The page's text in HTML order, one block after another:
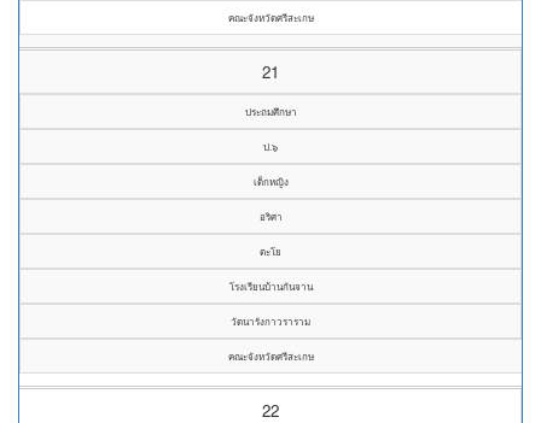
คณะจังหวัดศรีสะเกษ
21
ประถมศึกษา
ป.๖
เด็กหญิง
อริศา
ตะโย
โรงเรียนบ้านกันจาน
วัดนารังกาวราราม
คณะจังหวัดศรีสะเกษ
22